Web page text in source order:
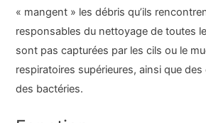
« mangent » les débris qu’ils
responsables du nettoyage de toutes
sont pas capturées par les cils ou le
respiratoires supérieures, ainsi que
des bactéries.